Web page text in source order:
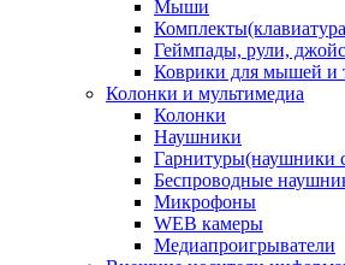
Мыши
Геймпады, рули,
Коврики для мышей и
Колонки и мультимедиа
Колонки
Наушники
Гарнитуры(наушники
Беспроводные
Микрофоны
WEB камеры
Медиапроигрыватели